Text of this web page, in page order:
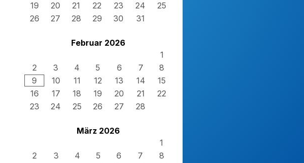
19
20 21 22 23 24
25
26
27 28 29 30 31
Februar 2026
1
2
3 4 5 6 7
8
9
10 11 12 13 14
15
16
17 18 19 20 21
22
23
24 25 26 27 28
März 2026
1
2
3 4 5 6 7
8